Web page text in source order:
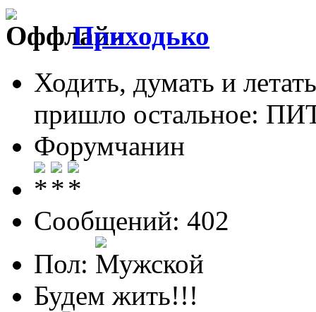
Приходько
Ходить, думать и
пришло остальное:
Форумчанин
Сообщений: 402
Пол:
Будем жить!!!